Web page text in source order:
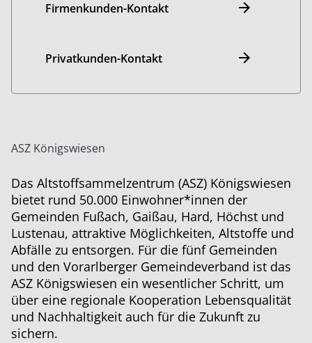
Firmenkunden-Kontakt
Privatkunden-Kontakt
ASZ Königswiesen
Das Altstoffsammelzentrum (ASZ) Königswiesen
bietet rund 50.000 Einwohner*innen der
Gemeinden Fußach, Gaißau, Hard, Höchst und
Lustenau, attraktive Möglichkeiten, Altstoffe und
Abfälle zu entsorgen. Für die fünf Gemeinden
und den Vorarlberger Gemeindeverband ist das
ASZ Königswiesen ein wesentlicher Schritt, um
über eine regionale Kooperation Lebensqualität
und Nachhaltigkeit auch für die Zukunft zu
sichern.